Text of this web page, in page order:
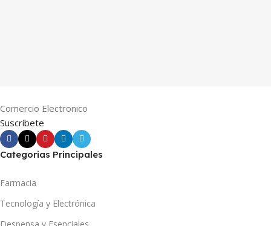
Comercio Electronico
Suscríbete
Categorias Principales
Farmacia
Tecnología y Electrónica
Despensa y Esenciales